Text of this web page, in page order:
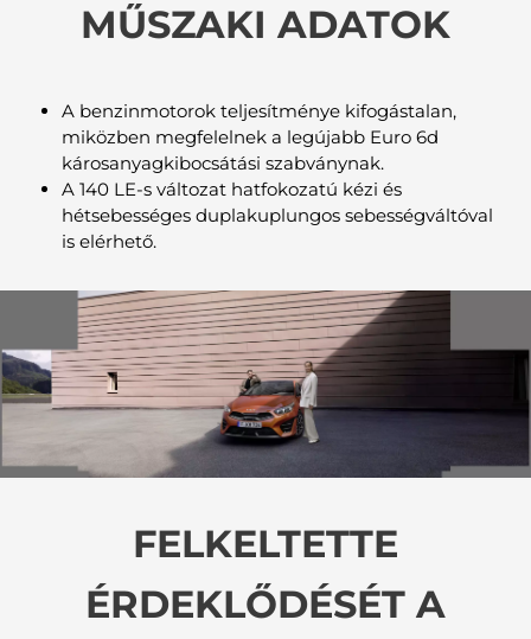
MŰSZAKI ADATOK
A benzinmotorok teljesítménye kifogástalan,
miközben megfelelnek a legújabb Euro 6d
károsanyagkibocsátási szabványnak.
A 140 LE-s változat hatfokozatú kézi és
hétsebességes duplakuplungos sebességváltóval
is elérhető.
FELKELTETTE
ÉRDEKLŐDÉSÉT A